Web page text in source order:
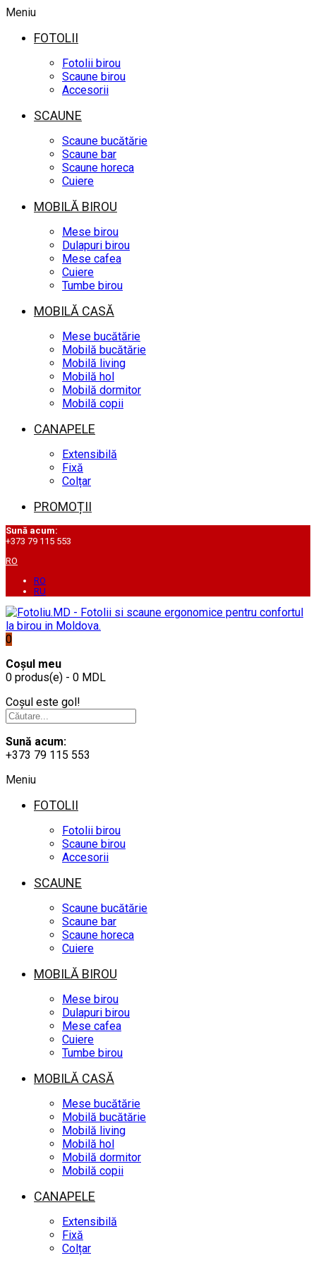
Meniu
FOTOLII
Fotolii birou
Scaune birou
Accesorii
SCAUNE
Scaune bucătărie
Scaune bar
Scaune horeca
Cuiere
MOBILĂ BIROU
Mese birou
Dulapuri birou
Mese cafea
Cuiere
Tumbe birou
MOBILĂ CASĂ
Mese bucătărie
Mobilă bucătărie
Mobilă living
Mobilă hol
Mobilă dormitor
Mobilă copii
CANAPELE
Extensibilă
Fixă
Colțar
PROMOȚII
Sună acum:
+373 79 115 553
RO
RO
RU
0
Coșul meu
0 produs(e) - 0 MDL
Coșul este gol!
Sună acum:
+373 79 115 553
Meniu
FOTOLII
Fotolii birou
Scaune birou
Accesorii
SCAUNE
Scaune bucătărie
Scaune bar
Scaune horeca
Cuiere
MOBILĂ BIROU
Mese birou
Dulapuri birou
Mese cafea
Cuiere
Tumbe birou
MOBILĂ CASĂ
Mese bucătărie
Mobilă bucătărie
Mobilă living
Mobilă hol
Mobilă dormitor
Mobilă copii
CANAPELE
Extensibilă
Fixă
Colțar